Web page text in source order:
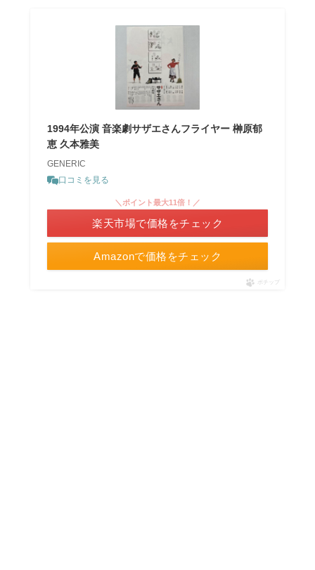
1994年公演 音楽劇サザエさんフライヤー 榊原郁
恵 久本雅美
GENERIC
口コミを見る
Amazonで価格をチェック
＼ポイント最大11倍！／
楽天市場で価格をチェック
ポチップ